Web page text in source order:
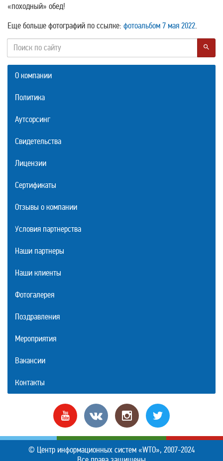
«походный» обед!
Еще больше фотографий по ссылке: фотоальбом 7 мая 2022.
О компании
Политика
Аутсорсинг
Свидетельства
Лицензии
Сертификаты
Отзывы о компании
Условия партнерства
Наши партнеры
Наши клиенты
Фотогалерея
Поздравления
Мероприятия
Вакансии
Контакты
© Центр информационных систем «WTO», 2007-2024